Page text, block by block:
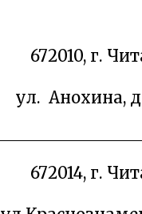
672010, г.
ул. Анохина,
672014, г.